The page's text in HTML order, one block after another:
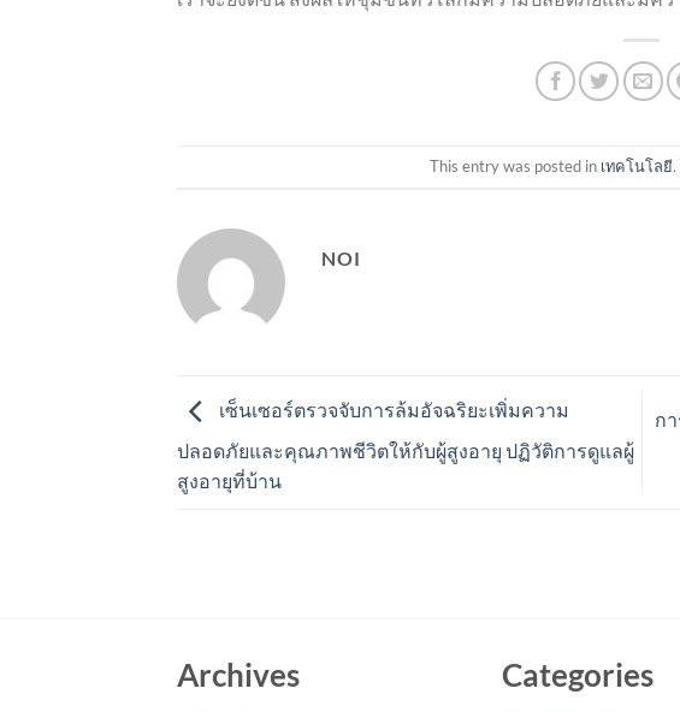
This entry was posted in เทคโนโลยี
NOI
เซ็นเซอร์ตรวจจับการล้มอัจฉริยะเพิ่มความ
ปลอดภัยและคุณภาพชีวิตให้กับผู้สูงอายุ ปฏิวัติการดูแลผู้
สูงอายุที่บ้าน
ก
Archives Categories